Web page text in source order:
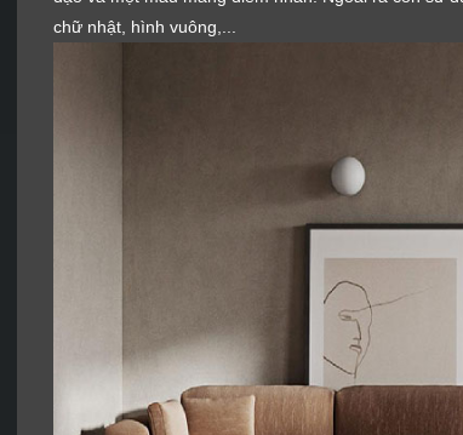
chữ nhật, hình vuông,...